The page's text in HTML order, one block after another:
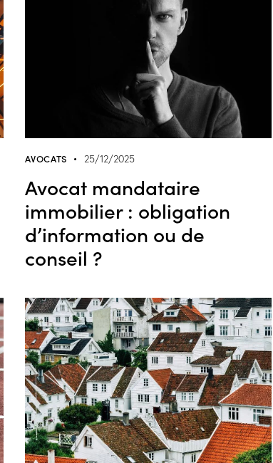
AVOCATS 25/12/2025
Avocat mandataire
immobilier : obligation
d’information ou de
conseil ?